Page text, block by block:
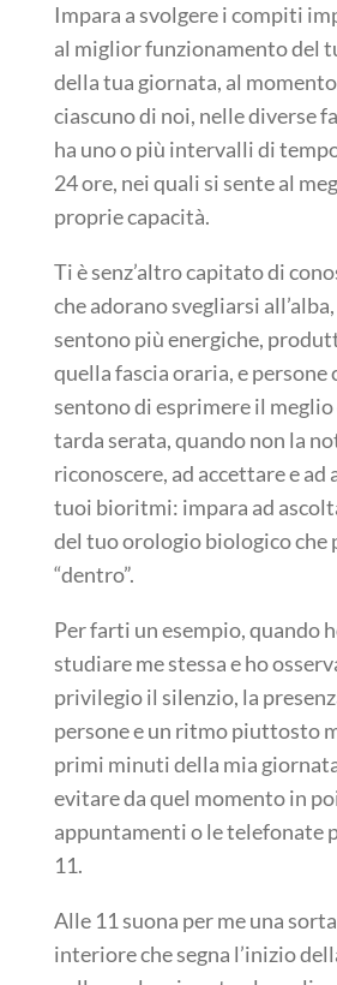
Impara a svolgere i compiti
al miglior funzionamento del
della tua giornata, al
ciascuno di noi, nelle diverse
ha uno o più intervalli di
24 ore, nei quali si sente al
proprie capacità.
Ti è senz’altro capitato di
che adorano svegliarsi
sentono più energiche,
quella fascia oraria, e persone
sentono di esprimere il
tarda serata, quando non la
riconoscere, ad accettare e ad
tuoi bioritmi: impara ad
del tuo orologio biologico che
“dentro”.
Per farti un esempio, quando
studiare me stessa e ho
privilegio il silenzio, la
persone e un ritmo piuttosto
primi minuti della mia
evitare da quel momento in
appuntamenti o le telefonate
11.
Alle 11 suona per me una
interiore che segna l’inizio